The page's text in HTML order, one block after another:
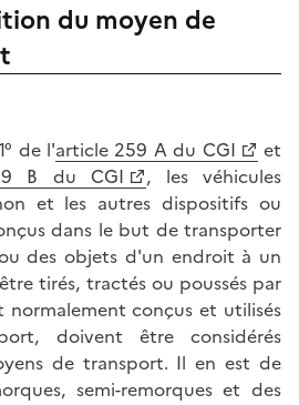
du moyen de
de l'article 259 A du CGI
et
B du CGI
, les véhicules
et les autres dispositifs ou
dans le but de transporter
des objets d'un endroit à un
tirés, tractés ou poussés par
normalement conçus et utilisés
doivent être considérés
de transport. Il en est de
semi-remorques et des